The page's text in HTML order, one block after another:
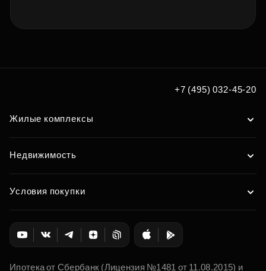
+7 (495) 032-45-20
Жилые комплексы
Недвижимость
Условия покупки
Ипотека от Сбербанк (Лицензия №1481 от 11.08.2015) и